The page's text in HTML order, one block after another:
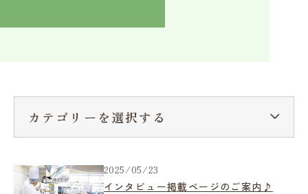
卒業生の方へ在学生へ一般の方へ（教室・講習会）
2025/05/23
インタビュー掲載ページのご案内♪
カテゴリーを選択する